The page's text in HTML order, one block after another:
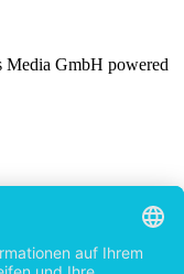
Media GmbH powered